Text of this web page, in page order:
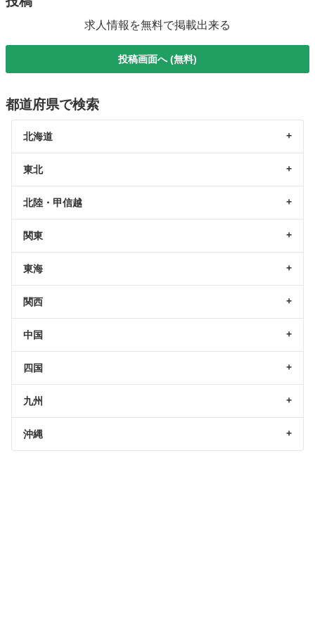
求人情報を無料で掲載出来る
投稿画面へ (無料)
都道府県で検索
北海道
東北
北陸・甲信越
関東
東海
関西
中国
四国
九州
沖縄